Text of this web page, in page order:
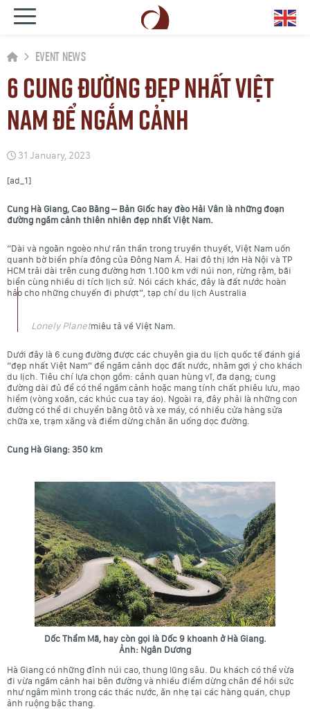
Event News
6 cung đường đẹp nhất Việt
Nam để ngắm cảnh
31 January, 2023
[ad_1]
Cung Hà Giang, Cao Bằng – Bản Giốc hay đèo Hải Vân là những đoạn
đường ngắm cảnh thiên nhiên đẹp nhất Việt Nam.
“Dài và ngoằn ngoèo như rắn thần trong truyền thuyết, Việt Nam uốn
quanh bờ biển phía đông của Đông Nam Á. Hai đô thị lớn Hà Nội và TP
HCM trải dài trên cung đường hơn 1.100 km với núi non, rừng rậm, bãi
biển cùng nhiều di tích lịch sử. Nói cách khác, đây là đất nước hoàn
hảo cho những chuyến đi phượt”, tạp chí du lịch Australia
Lonely Planetmiêu tả về Việt Nam.
Dưới đây là 6 cung đường được các chuyên gia du lịch quốc tế đánh giá
“đẹp nhất Việt Nam” để ngắm cảnh dọc đất nước, nhằm gợi ý cho khách
du lịch. Tiêu chí lựa chọn gồm: cảnh quan hùng vĩ, đa dạng; cung
đường dài đủ để có thể ngắm cảnh hoặc mang tính chất phiêu lưu, mạo
hiểm (vòng xoắn, các khúc cua tay áo). Ngoài ra, đây phải là những con
đường có thể di chuyển bằng ôtô và xe máy, có nhiều cửa hàng sửa
chữa xe, trạm xăng và điểm dừng chân ăn uống dọc đường.
Cung Hà Giang: 350 km
Dốc Thẩm Mã, hay còn gọi là Dốc 9 khoanh ở Hà Giang.
Ảnh: Ngân Dương
Hà Giang có những đỉnh núi cao, thung lũng sâu. Du khách có thể vừa
đi vừa ngắm cảnh hai bên đường và nhiều điểm dừng chân để hồi sức
như ngâm mình trong các thác nước, ăn nhẹ tại các hàng quán, chụp
ảnh ruộng bậc thang.